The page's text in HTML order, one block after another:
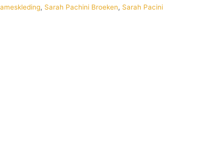
, Sarah Pachini Broeken, Sarah Pacini